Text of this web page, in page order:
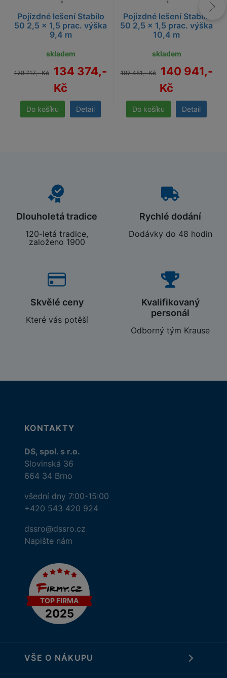
Pojízdné lešení Stabilo
50 2,5 x 1,5 prac. výška
9,4 m
skladem
178 717,- Kč
134 374,-
Kč
Detail
Pojízdné lešení Stabilo
50 2,5 x 1,5 prac. výška
10,4 m
skladem
187 451,- Kč
140 941,-
Kč
Detail
Dlouholetá tradice
120-letá tradice,
založeno 1900
Rychlé dodání
Dodávky do 48 hodin
Skvělé ceny
Které vás potěší
Kvalifikovaný
personál
Odborný tým Krause
KONTAKTY
DS, spol. s r.o.
Slovinská 36
664 34 Brno
všední dny 7:00-15:00
+420 543 420 924
dssro@dssro.cz
Napište nám
VŠE O NÁKUPU